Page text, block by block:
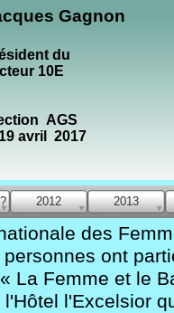
2012 2013
Gagnon
du
10E
AGS
avril 2017
des
ont
La Femme et le
l'Hôtel l'Excelsior